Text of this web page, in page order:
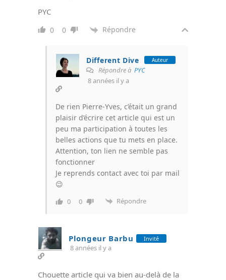
PYC
0 0 Répondre
Different Dive Auteur
Répondre à PYC
8 années il y a
De rien Pierre-Yves, c’était un grand
plaisir d’écrire cet article qui est un
peu ma participation à toutes les
belles actions que tu mets en place.
Attention, ton lien ne semble pas
fonctionner
Je reprends contact avec toi par mail
😉
0 0 Répondre
Plongeur Barbu Invité
8 années il y a
Chouette article qui va bien au-delà de la